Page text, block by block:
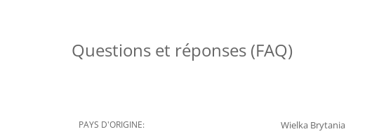
Questions et réponses (FAQ)
PAYS D'ORIGINE: Wielka Brytania